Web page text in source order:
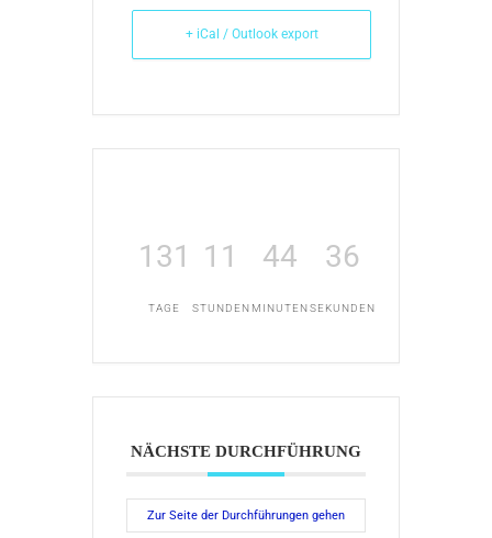
+ iCal / Outlook export
131
TAGE
11
STUNDEN
44
MINUTEN
36
SEKUNDEN
NÄCHSTE DURCHFÜHRUNG
Zur Seite der Durchführungen gehen